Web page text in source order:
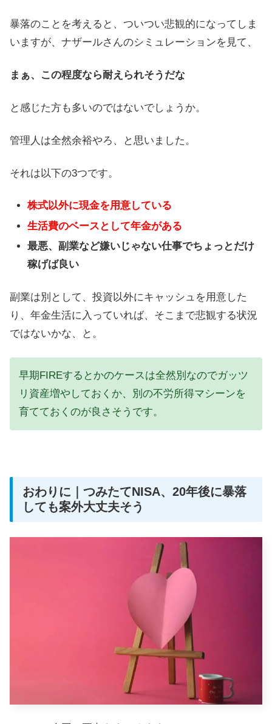
暴落のことを考えると、ついつい悲観的になってしま
いますが、ナザールさんのシミュレーションを見て、
まぁ、この程度なら耐えられそうだな
と感じた方も多いのではないでしょうか。
管理人は全然余裕やろ、と思いました。
それは以下の3つです。
株式以外に現金を用意している
生活費のベースとして年金がある
最悪、副業など嫌いじゃない仕事でちょっとだけ
稼げば良い
副業は別として、投資以外にキャッシュを用意した
り、年金生活に入っていれば、そこまで悲観する状況
ではないかな、と。
早期FIREするとかのケースは全然別なのでガッツ
リ資産増やしておくか、別の不労所得マシーンを
育てておくのが良さそうです。
おわりに｜つみたてNISA、20年後に暴落
しても案外大丈夫そう